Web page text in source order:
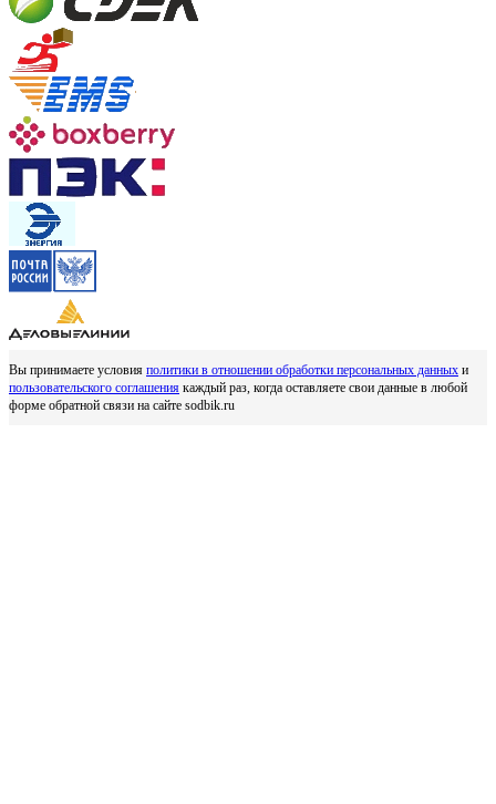
Вы принимаете условия политики в отношении обработки персональных данных и
пользовательского соглашения каждый раз, когда оставляете свои данные в любой
форме обратной связи на сайте sodbik.ru